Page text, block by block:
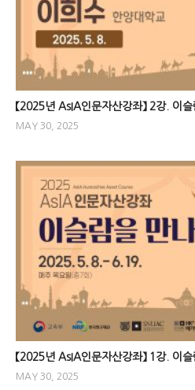
【2025년 AsIA인문자산강좌】 2강. 이
MAY 30, 2025
【2025년 AsIA인문자산강좌】 1강. 이
MAY 30, 2025